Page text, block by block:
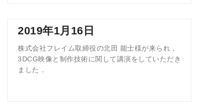
2019年1月16日
株式会社フレイム取締役の北田 能士様が来られ，
3DCG映像と制作技術に関して講演をしていただき
ました．